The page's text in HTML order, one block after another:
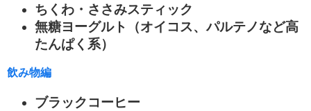
ちくわ・ささみスティック
無糖ヨーグルト（オイコス、パルテノなど高
たんぱく系）
飲み物編
ブラックコーヒー